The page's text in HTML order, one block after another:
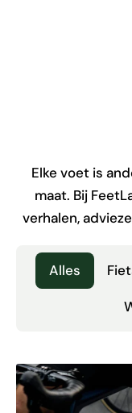
Elke voet is
maat. Bij
verhalen,
Alles